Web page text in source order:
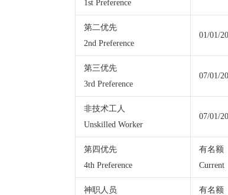
1st Preference
第二优先
2nd Preference
01/01/
第三优先
3rd Preference
07/01/
非技术工人
Unskilled Worker
07/01/
第四优先
4th Preference
有名额
Current
神职人员
有名额